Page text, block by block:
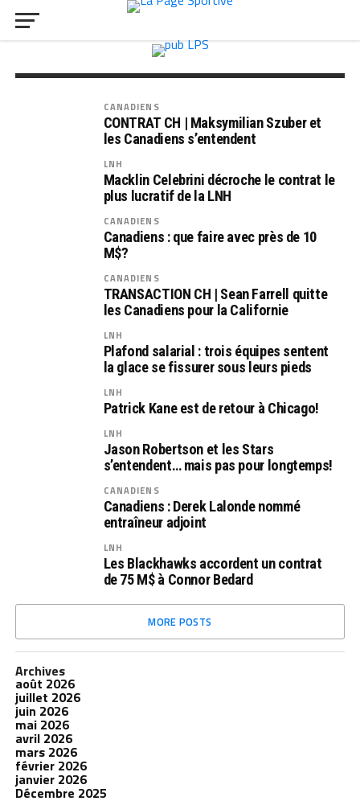
Nombreux départs chez le Rocket : un
effectif transformé en 2026-2027
CANADIENS
CONTRAT CH | Maksymilian Szuber et
les Canadiens s’entendent
LNH
Macklin Celebrini décroche le contrat le
plus lucratif de la LNH
CANADIENS
Canadiens : que faire avec près de 10
M$?
CANADIENS
TRANSACTION CH | Sean Farrell quitte
les Canadiens pour la Californie
LNH
Plafond salarial : trois équipes sentent
la glace se fissurer sous leurs pieds
LNH
Patrick Kane est de retour à Chicago!
LNH
Jason Robertson et les Stars
s’entendent… mais pas pour longtemps!
CANADIENS
Canadiens : Derek Lalonde nommé
entraîneur adjoint
LNH
Les Blackhawks accordent un contrat
de 75 M$ à Connor Bedard
MORE POSTS
Archives
août 2026
juillet 2026
juin 2026
mai 2026
avril 2026
mars 2026
février 2026
janvier 2026
Décembre 2025